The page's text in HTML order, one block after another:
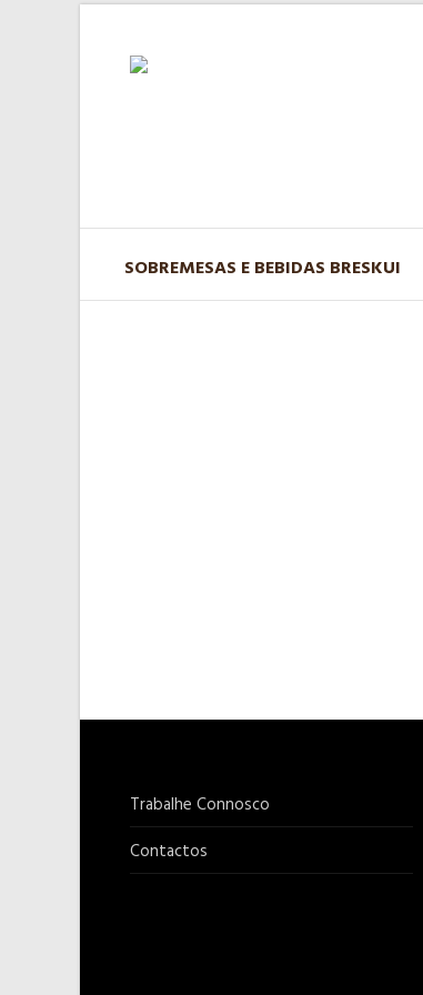
SOBREMESAS E BEBIDAS BRESKUI
Trabalhe Connosco
Contactos